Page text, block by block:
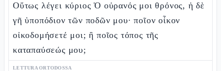
Οὕτως λέγει κύριος Ὁ οὐρανός μοι θρόνος, ἡ δὲ
γῆ ὑποπόδιον τῶν ποδῶν μου· ποῖον οἶκον
οἰκοδομήσετέ μοι; ἢ ποῖος τόπος τῆς
καταπαύσεώς μου;
LETTURA ORTODOSSA